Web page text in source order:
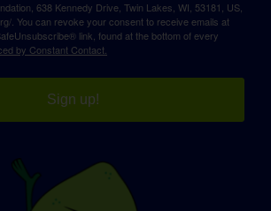
638 Kennedy Drive, Twin Lakes, WI, 53181, US,
. You can revoke your consent to receive emails at
link, found at the bottom of every
by Constant Contact.
Sign up!